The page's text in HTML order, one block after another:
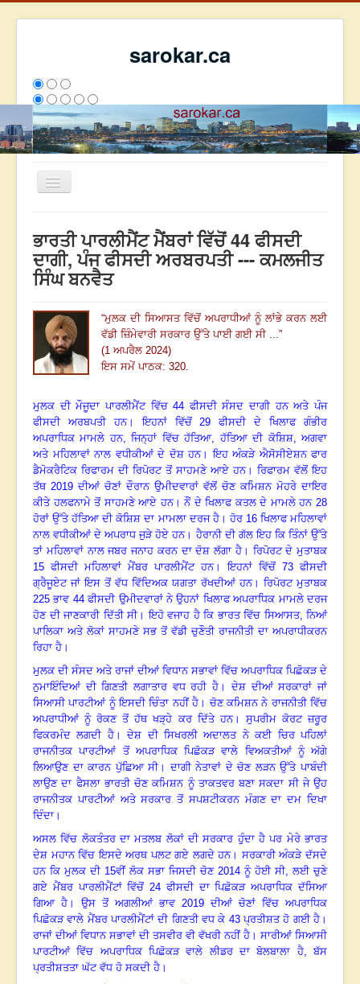
sarokar.ca
Toggle
ਰਚਨਾਵਾਂ
ਸਰੋਕਾਰ ਦੇ ਲੇਖਕ
We have 250 guests and no members online
2809507
ਇਸ ਹਫਤੇ
ਭਾਰਤੀ ਪਾਰਲੀਮੈਂਟ ਮੈਂਬਰਾਂ ਵਿੱਚੋਂ 44 ਫੀਸਦੀ
ਦਾਗੀ, ਪੰਜ ਫੀਸਦੀ ਅਰਬਰਪਤੀ --- ਕਮਲਜੀਤ
ਸਿੰਘ ਬਨਵੈਤ
“ਮੁਲਕ ਦੀ ਸਿਆਸਤ ਵਿੱਚੋਂ ਅਪਰਾਧੀਆਂ ਨੂੰ ਲਾਂਭੇ ਕਰਨ ਲਈ
ਵੱਡੀ ਜ਼ਿੰਮੇਵਾਰੀ ਸਰਕਾਰ ਉੱਤੇ ਪਾਈ ਗਈ ਸੀ ...”
(1 ਅਪਰੈਲ 2024)
ਇਸ ਸਮੇਂ ਪਾਠਕ: 320.
ਮੁਲਕ ਦੀ ਮੌਜੂਦਾ ਪਾਰਲੀਮੈਂਟ ਵਿੱਚ44 ਫੀਸਦੀ ਸੰਸਦ ਦਾਗੀ ਹਨ ਅਤੇ ਪੰਜ
ਫੀਸਦੀ ਅਰਬਪਤੀ ਹਨ।ਇਹਨਾਂ ਵਿੱਚੋਂ29ਫੀਸਦੀ ਦੇ ਖਿਲਾਫ ਗੰਭੀਰ
ਅਪਰਾਧਿਕ ਮਾਮਲੇ ਹਨ, ਜਿਨ੍ਹਾਂ ਵਿੱਚ ਹੱਤਿਆ, ਹੱਤਿਆ ਦੀ ਕੋਸ਼ਿਸ਼,ਅਗਵਾ
ਅਤੇ ਮਹਿਲਾਵਾਂ ਨਾਲ ਵਧੀਕੀਆਂ ਦੇ ਦੋਸ਼ ਹਨ।ਇਹ ਅੰਕੜੇ ਐਸੋਸੀਏਸ਼ਨ ਫਾਰ
ਡੈਮੋਕਰੈਟਿਕ ਰਿਫਾਰਮ ਦੀ ਰਿਪੋਰਟ ਤੋਂ ਸਾਹਮਣੇ ਆਏ ਹਨ। ਰਿਫਾਰਮ ਵੱਲੋਂ ਇਹ
ਤੱਥ 2019 ਦੀਆਂ ਚੋਣਾਂ ਦੌਰਾਨ ਉਮੀਦਵਾਰਾਂ ਵੱਲੋਂ ਚੋਣ ਕਮਿਸ਼ਨ ਮੋਹਰੇ ਦਾਇਰ
ਕੀਤੇ ਹਲਫਨਾਮੇ ਤੋਂ ਸਾਹਮਣੇ ਆਏ ਹਨ।ਨੌਂ ਦੇ ਖਿਲਾਫ ਕਤਲ ਦੇ ਮਾਮਲੇ ਹਨ28
ਹੋਰਾਂ ਉੱਤੇ ਹੱਤਿਆ ਦੀ ਕੋਸ਼ਿਸ਼ ਦਾ ਮਾਮਲਾ ਦਰਜ ਹੈ। ਹੋਰ 16 ਖਿਲਾਫ ਮਹਿਲਾਵਾਂ
ਨਾਲ ਵਧੀਕੀਆਂ ਦੇ ਅਪਰਾਧ ਜੁੜੇ ਹੋਏ ਹਨ। ਹੈਰਾਨੀ ਦੀ ਗੱਲ ਇਹ ਕਿ ਤਿੰਨਾਂ ਉੱਤੇ
ਤਾਂ ਮਹਿਲਾਵਾਂ ਨਾਲ ਜਬਰ ਜਨਾਹ ਕਰਨ ਦਾ ਦੋਸ਼ ਲੱਗਾ ਹੈ। ਰਿਪੋਰਟ ਦੇ ਮੁਤਾਬਕ
15 ਫੀਸਦੀ ਮਹਿਲਾਵਾਂ ਮੈਂਬਰ ਪਾਰਲੀਮੈਂਟ ਹਨ।ਇਹਨਾਂ ਵਿੱਚੋਂ 73 ਫੀਸਦੀ
ਗ੍ਰੈਜੂਏਟ ਜਾਂ ਇਸ ਤੋਂ ਵੱਧ ਵਿੱਦਿਅਕ ਯਗਤਾ ਰੱਖਦੀਆਂ ਹਨ। ਰਿਪੋਰਟ ਮੁਤਾਬਕ
225ਭਾਵ 44ਫੀਸਦੀ ਉਮੀਦਵਾਰਾਂ ਨੇ ਉਹਨਾਂ ਖਿਲਾਫ ਅਪਰਾਧਿਕ ਮਾਮਲੇ ਦਰਜ
ਹੋਣ ਦੀ ਜਾਣਕਾਰੀ ਦਿੱਤੀ ਸੀ।ਇਹੋ ਵਜਾਹ ਹੈ ਕਿ ਭਾਰਤ ਵਿੱਚ ਸਿਆਸਤ, ਨਿਆਂ
ਪਾਲਿਕਾ ਅਤੇ ਲੋਕਾਂ ਸਾਹਮਣੇ ਸਭ ਤੋਂ ਵੱਡੀ ਚੁਣੌਤੀ ਰਾਜਨੀਤੀ ਦਾ ਅਪਰਾਧੀਕਰਨ
ਰਿਹਾ ਹੈ ।
ਮੁਲਕ ਦੀ ਸੰਸਦ ਅਤੇ ਰਾਜਾਂ ਦੀਆਂ ਵਿਧਾਨ ਸਭਾਵਾਂ ਵਿੱਚ ਅਪਰਾਧਿਕ ਪਿਛੋਕੜ ਦੇ
ਨੁਮਾਇੰਦਿਆਂ ਦੀ ਗਿਣਤੀ ਲਗਾਤਾਰ ਵਧ ਰਹੀ ਹੈ । ਦੇਸ਼ ਦੀਆਂ ਸਰਕਾਰਾਂ ਜਾਂ
ਸਿਆਸੀ ਪਾਰਟੀਆਂ ਨੂੰ ਇਸਦੀ ਚਿੰਤਾ ਨਹੀਂ ਹੈ । ਚੋਣ ਕਮਿਸ਼ਨ ਨੇ ਰਾਜਨੀਤੀ ਵਿੱਚ
ਅਪਰਾਧੀਆਂ ਨੂੰ ਰੋਕਣ ਤੋਂ ਹੱਥ ਖੜ੍ਹੇ ਕਰ ਦਿੱਤੇ ਹਨ। ਸੁਪਰੀਮ ਕੋਰਟ ਜ਼ਰੂਰ
ਫਿਕਰਮੰਦ ਲਗਦੀ ਹੈ।ਦੇਸ਼ ਦੀ ਸਿਖਰਲੀ ਅਦਾਲਤ ਨੇ ਕਈ ਚਿਰ ਪਹਿਲਾਂ
ਰਾਜਨੀਤਕ ਪਾਰਟੀਆਂ ਤੋਂ ਅਪਰਾਧਿਕ ਪਿਛੋਕੜ ਵਾਲੇ ਵਿਅਕਤੀਆਂ ਨੂੰ ਅੱਗੇ
ਲਿਆਉਣ ਦਾ ਕਾਰਨ ਪੁੱਛਿਆ ਸੀ। ਦਾਗੀ ਨੇਤਾਵਾਂ ਦੇ ਚੋਣ ਲੜਨ ਉੱਤੇ ਪਾਬੰਦੀ
ਲਾਉਣ ਦਾ ਫੈਸਲਾ ਭਾਰਤੀ ਚੋਣ ਕਮਿਸ਼ਨ ਨੂੰ ਤਾਕਤਵਰ ਬਣਾ ਸਕਦਾ ਸੀ ਜੇ ਉਹ
ਰਾਜਨੀਤਕ ਪਾਰਟੀਆਂ ਅਤੇ ਸਰਕਾਰ ਤੋਂ ਸਪਸ਼ਟੀਕਰਨ ਮੰਗਣ ਦਾ ਦਮ ਦਿਖਾ
ਦਿੰਦਾ ।
ਅਸਲ ਵਿੱਚ ਲੋਕਤੰਤਰ ਦਾ ਮਤਲਬ ਲੋਕਾਂ ਦੀ ਸਰਕਾਰ ਹੁੰਦਾ ਹੈ ਪਰ ਮੇਰੇ ਭਾਰਤ
ਦੇਸ਼ ਮਹਾਨ ਵਿੱਚ ਇਸਦੇ ਅਰਥ ਪਲਟ ਗਏ ਲਗਦੇ ਹਨ। ਸਰਕਾਰੀ ਅੰਕੜੇ ਦੱਸਦੇ
ਹਨ ਕਿ ਮੁਲਕ ਦੀ 15ਵੀਂ ਲੋਕ ਸਭਾ ਜਿਸਦੀ ਚੋਣ 2014 ਨੂੰ ਹੋਈ ਸੀ, ਲਈ ਚੁਣੇ
ਗਏ ਮੈਂਬਰ ਪਾਰਲੀਮੈਂਟਾਂ ਵਿੱਚੋਂ24 ਫੀਸਦੀ ਦਾ ਪਿਛੋਕੜ ਅਪਰਾਧਿਕ ਦੱਸਿਆ
ਗਿਆ ਹੈ । ਉਸ ਤੋਂ ਅਗਲੀਆਂ ਭਾਵ 2019 ਦੀਆਂ ਚੋਣਾਂ ਵਿੱਚ ਅਪਰਾਧਿਕ
ਪਿਛੋਕੜ ਵਾਲੇ ਮੈਂਬਰ ਪਾਰਲੀਮੈਂਟਾਂ ਦੀ ਗਿਣਤੀ ਵਧ ਕੇ 43ਪ੍ਰਤੀਸ਼ਤ ਹੋ ਗਈ ਹੈ ।
ਰਾਜਾਂ ਦੀਆਂ ਵਿਧਾਨ ਸਭਾਵਾਂ ਦੀ ਤਸਵੀਰ ਵੀ ਵੱਖਰੀ ਨਹੀਂ ਹੈ । ਸਾਰੀਆਂ ਸਿਆਸੀ
ਪਾਰਟੀਆਂ ਵਿੱਚ ਅਪਰਾਧਿਕ ਪਿਛੋਕੜ ਵਾਲੇ ਲੀਡਰ ਦਾ ਬੋਲਬਾਲਾ ਹੈ, ਬੱਸ
ਪ੍ਰਤੀਸ਼ਤਤਾ ਘੱਟ ਵੱਧ ਹੋ ਸਕਦੀ ਹੈ ।